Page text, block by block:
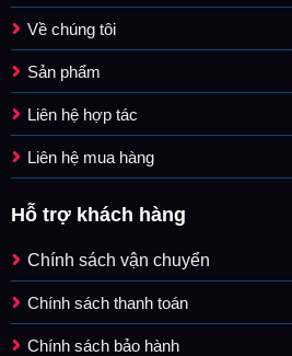
Về chúng tôi
Sản phẩm
Liên hệ hợp tác
Liên hệ mua hàng
Hỗ trợ khách hàng
Chính sách vận chuyển
Chính sách thanh toán
Chính sách bảo hành